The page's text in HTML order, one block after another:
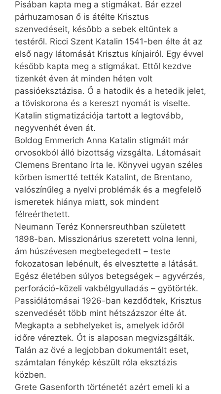
Pisában kapta meg a stigmákat. Bár ezzel
párhuzamosan ő is átélte Krisztus
szenvedéseit, később a sebek eltűntek a
testéről. Ricci Szent Katalin 1541-ben élte át az
első nagy látomását Krisztus kínjairól. Egy évvel
később kapta meg a stigmákat. Ettől kezdve
tizenkét éven át minden héten volt
passióeksztázisa. Ő a hatodik és a hetedik jelet,
a töviskorona és a kereszt nyomát is viselte.
Katalin stigmatizációja tartott a legtovább,
negyvenhét éven át.
Boldog Emmerich Anna Katalin stigmáit már
orvosokból álló bizottság vizsgálta. Látomásait
Clemens Brentano írta le. Könyvei ugyan széles
körben ismertté tették Katalint, de Brentano,
valószínűleg a nyelvi problémák és a megfelelő
ismeretek hiánya miatt, sok mindent
félreérthetett.
Neumann Teréz Konnersreuthban született
1898-ban. Misszionárius szeretett volna lenni,
ám húszévesen megbetegedett – teste
fokozatosan lebénult, és elvesztette a látását.
Egész életében súlyos betegségek – agyvérzés,
perforáció-közeli vakbélgyulladás – gyötörték.
Passiólátomásai 1926-ban kezdődtek, Krisztus
szenvedését több mint hétszázszor élte át.
Megkapta a sebhelyeket is, amelyek időről
időre véreztek. Őt is alaposan megvizsgálták.
Talán az övé a legjobban dokumentált eset,
számtalan fénykép készült róla eksztázis
közben.
Grete Gasenforth történetét azért emeli ki a